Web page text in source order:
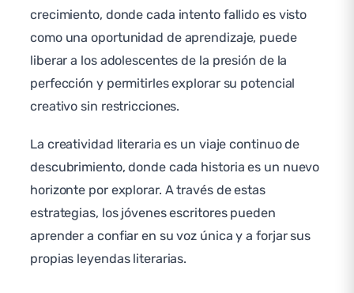
crecimiento, donde cada intento fallido es visto
como una oportunidad de aprendizaje, puede
liberar a los adolescentes de la presión de la
perfección y permitirles explorar su potencial
creativo sin restricciones.
La creatividad literaria es un viaje continuo de
descubrimiento, donde cada historia es un nuevo
horizonte por explorar. A través de estas
estrategias, los jóvenes escritores pueden
aprender a confiar en su voz única y a forjar sus
propias leyendas literarias.